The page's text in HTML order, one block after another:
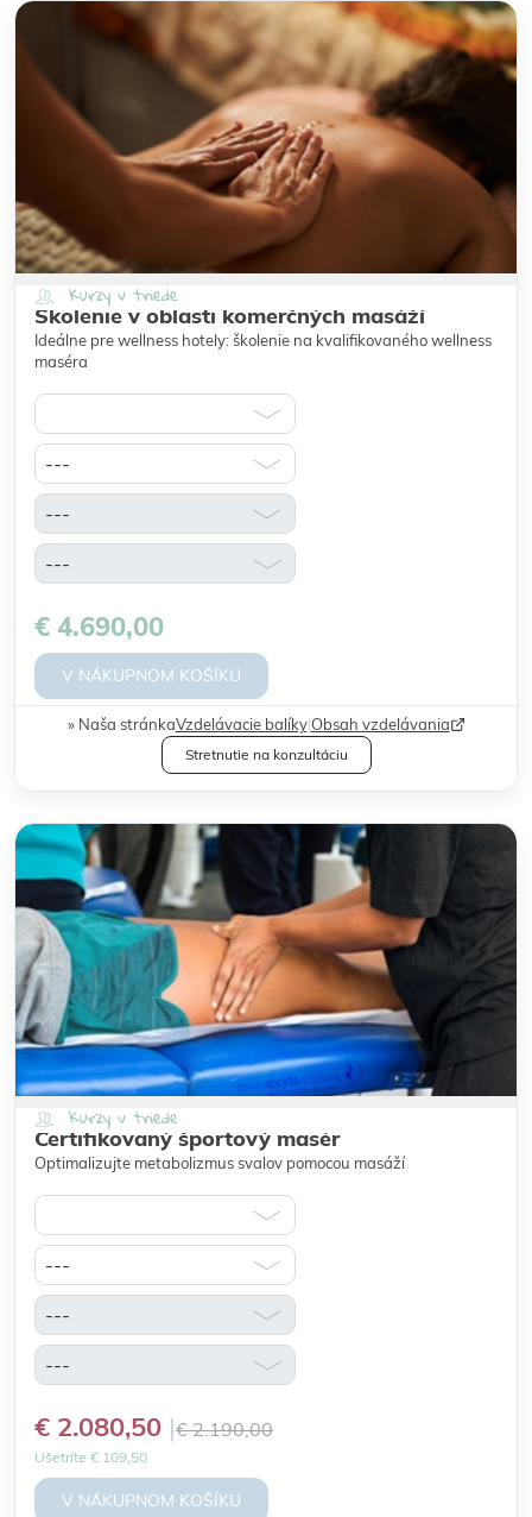
Kurzy v triede
Školenie v oblasti komerčných masáží
Ideálne pre wellness hotely: školenie na kvalifikovaného wellness
maséra
€ 4.690,00
V NÁKUPNOM KOŠÍKU
Naša stránkaVzdelávacie balíky|Obsah vzdelávania
Stretnutie na konzultáciu
Kurzy v triede
Certifikovaný športový masér
Optimalizujte metabolizmus svalov pomocou masáží
€ 2.080,50 € 2.190,00
Ušetríte € 109,50
V NÁKUPNOM KOŠÍKU